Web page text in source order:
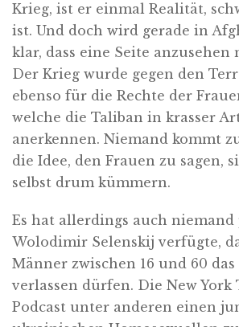
Krieg, ist er einmal Realität,
ist. Und doch wird gerade in
klar, dass eine Seite anzusehen
Der Krieg wurde gegen den
ebenso für die Rechte der
welche die Taliban in krasser
anerkennen. Niemand kommt
die Idee, den Frauen zu sagen,
selbst drum kümmern.
Es hat allerdings auch
Wolodimir Selenskij verfügte,
Männer zwischen 16 und 60
verlassen dürfen. Die New
Podcast unter anderen einen